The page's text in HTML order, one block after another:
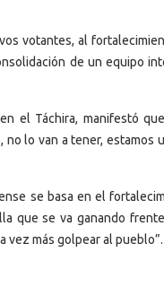
votantes, al
de un equipo
el Táchira, manifestó
lo van a tener, estamos
se basa en el
que se va ganando
vez más golpear al pueblo”.